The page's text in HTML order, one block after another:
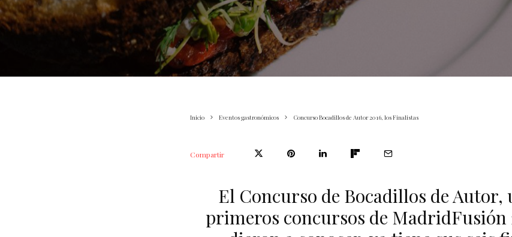
Inicio Eventos gastronómicos Concurso Bocadillos de Autor 2016, los Finalistas
Compartir
El Concurso de Bocadillos de Autor,
primeros concursos de MadridFusión